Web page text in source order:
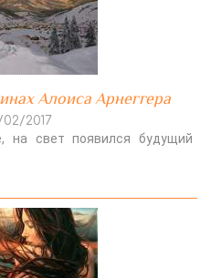
Алоиса Арнеггера
2017
на свет появился будущий